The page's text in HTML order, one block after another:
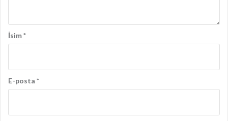
ı
İsim*
E-posta *